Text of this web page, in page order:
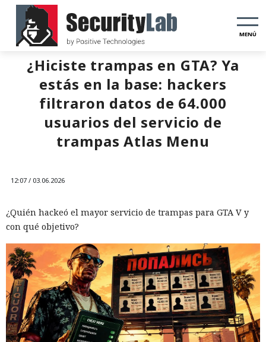
MENÚ
¿Hiciste trampas en GTA? Ya
estás en la base: hackers
filtraron datos de 64.000
usuarios del servicio de
trampas Atlas Menu
12:07 / 03.06.2026
¿Quién hackeó el mayor servicio de trampas para GTA V y
con qué objetivo?